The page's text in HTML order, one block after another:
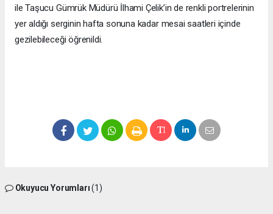
ile Taşucu Gümrük Müdürü İlhami Çelik’in de renkli portrelerinin
yer aldığı serginin hafta sonuna kadar mesai saatleri içinde
gezilebileceği öğrenildi.
Okuyucu Yorumları(1)